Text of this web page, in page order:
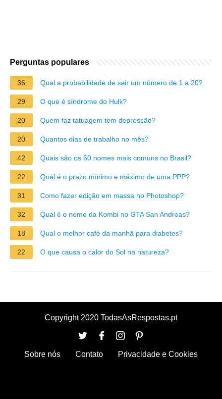
Perguntas populares
36 Qual a probabilidade de sair um número de 1 a 20?
29 O que é síndrome do Hulk?
20 Quem faz tatuagem tem depressão?
20 Quantos dias de trabalho no mês?
42 Quais são os 50 nomes mais comuns no Brasil?
22 Qual é o prazo mínimo e máximo de uma PPP?
31 Como fazer edição em massa no Photoshop?
32 Qual é o nome da Kombi no GTA San Andreas?
18 Qual o melhor café da manhã para diabetes?
22 O que causa o calor do Sol na natureza?
Copyright 2020 TodasAsRespostas.pt
Sobre nós Contato Privacidade e Cookies